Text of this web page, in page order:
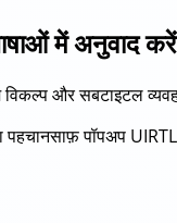
में अनुवाद करें
और सबटाइटल
पहचानसाफ़ पॉपअप UI